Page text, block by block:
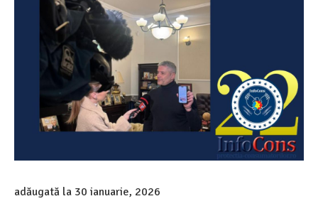
adăugată la 30 ianuarie, 2026